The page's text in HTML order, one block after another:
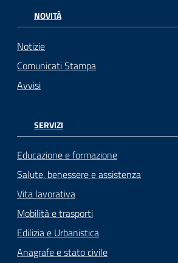
NOVITÀ
Notizie
Comunicati Stampa
Avvisi
SERVIZI
Educazione e formazione
Salute, benessere e assistenza
Vita lavorativa
Mobilità e trasporti
Edilizia e Urbanistica
Anagrafe e stato civile